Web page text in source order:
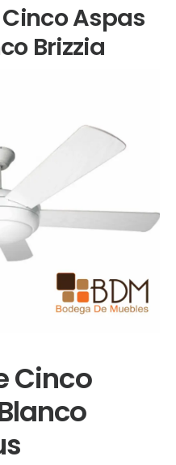
Aspas
Brizzia
Cinco